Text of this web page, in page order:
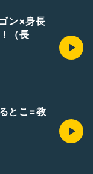
ン×身長
（長
とこ=教